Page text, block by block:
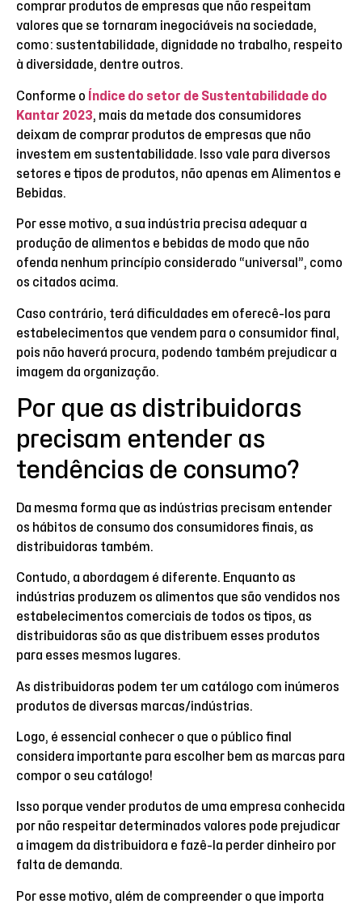
comprar produtos de empresas que não respeitam
valores que se tornaram inegociáveis na sociedade,
como: sustentabilidade, dignidade no trabalho, respeito
à diversidade, dentre outros.
Conforme o
Índice do setor de Sustentabilidade do
Kantar 2023, mais da metade dos consumidores
deixam de comprar produtos de empresas que não
investem em sustentabilidade. Isso vale para diversos
setores e tipos de produtos, não apenas em Alimentos e
Bebidas.
Por esse motivo, a sua indústria precisa adequar a
produção de alimentos e bebidas de modo que não
ofenda nenhum princípio considerado “universal”, como
os citados acima.
Caso contrário, terá dificuldades em oferecê-los para
estabelecimentos que vendem para o consumidor final,
pois não haverá procura, podendo também prejudicar a
imagem da organização.
Por que as distribuidoras
precisam entender as
tendências de consumo?
Da mesma forma que as indústrias precisam entender
os hábitos de consumo dos consumidores finais, as
distribuidoras também.
Contudo, a abordagem é diferente. Enquanto as
indústrias produzem os alimentos que são vendidos nos
estabelecimentos comerciais de todos os tipos, as
distribuidoras são as que distribuem esses produtos
para esses mesmos lugares.
As distribuidoras podem ter um catálogo com inúmeros
produtos de diversas marcas/indústrias.
Logo, é essencial conhecer o que o público final
considera importante para escolher bem as marcas para
compor o seu catálogo!
Isso porque vender produtos de uma empresa conhecida
por não respeitar determinados valores pode prejudicar
a imagem da distribuidora e fazê-la perder dinheiro por
falta de demanda.
Por esse motivo, além de compreender o que importa